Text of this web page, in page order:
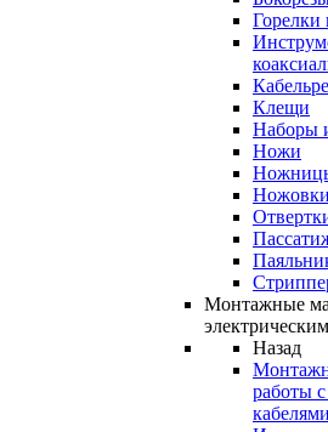
Клещи
Наборы
Ножи
Ножовки
Монтажные
Назад
работы